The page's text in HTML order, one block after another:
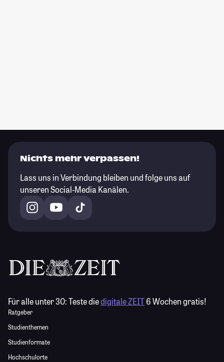
Nichts mehr verpassen!
Lass uns in Verbindung bleiben und folge uns auf
unseren Social-Media Kanälen.
Für alle unter 30:Teste diedigitale ZEIT6 Wochen gratis!
Ratgeber
Studienthemen
Studienformate
Hochschulorte